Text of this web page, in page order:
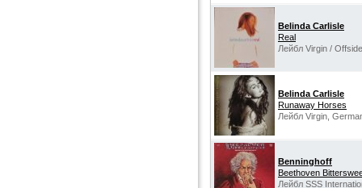
Belinda Carlisle
Real
Лейбл Virgin /
Belinda Carlisle
Runaway Horses
Лейбл Virgin,
Benninghoff
Beethoven
Лейбл SSS